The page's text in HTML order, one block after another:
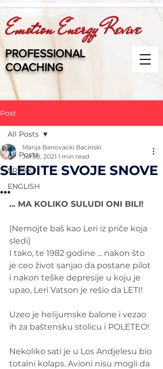
Emotion Energy Revive
PROFESSIONAL
COACHING
Post
All Posts
SRPSKI
ENGLISH
All Posts
SLEDITE SVOJE SNOVE
...
Marija Banovacki Bacinski
Jul 30, 2021 1 min read
... MA KOLIKO SULUDI ONI BILI!
(Nemojte baš kao Leri iz priče koja
sledi)
I tako, te 1982 godine ... nakon što
je ceo život sanjao da postane pilot
i nakon teške depresije u koju je
upao, Leri Vatson je rešio da LETI!
Uzeo je helijumske balone i vezao
ih za baštensku stolicu i POLETEO!
Nekoliko sati je u Los Andjelesu bio
totalni kolaps. Avioni nisu mogli da